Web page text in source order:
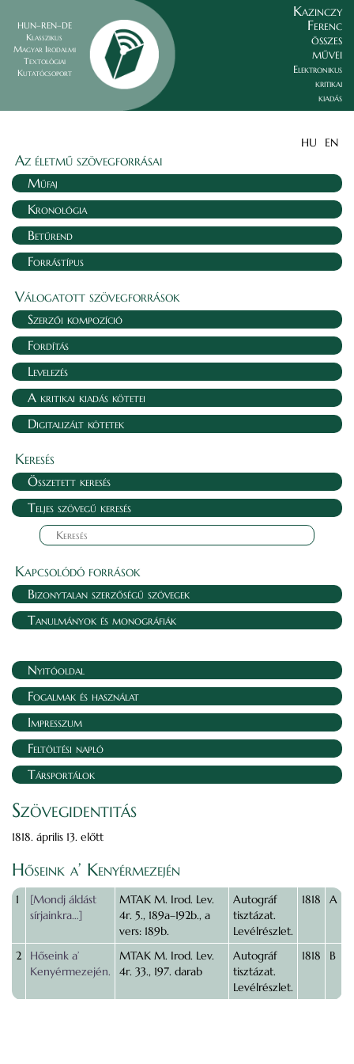
HUN–REN–DE
Klasszikus
Magyar Irodalmi
Textológiai
Kutatócsoport
Kazinczy
Ferenc
összes
művei
Elektronikus
kritikai
kiadás
HU EN
Az életmű szövegforrásai
Műfaj
Kronológia
Betűrend
Forrástípus
Válogatott szövegforrások
Szerzői kompozíció
Fordítás
Levelezés
A kritikai kiadás kötetei
Digitalizált kötetek
Keresés
Összetett keresés
Teljes szövegű keresés
Kapcsolódó források
Bizonytalan szerzőségű szövegek
Tanulmányok és monográfiák
Nyitóoldal
Fogalmak és használat
Impresszum
Feltöltési napló
Társportálok
Szövegidentitás
1818. április 13. előtt
Hőseink a’ Kenyérmezején
1
[Mondj áldást
sírjainkra…]
MTAK M. Irod. Lev.
4r. 5., 189a–192b., a
vers: 189b.
Autográf
tisztázat.
Levélrészlet.
1818 A
2
Hőseink a’
Kenyérmezején.
MTAK M. Irod. Lev.
4r. 33., 197. darab
Autográf
tisztázat.
Levélrészlet.
1818 B